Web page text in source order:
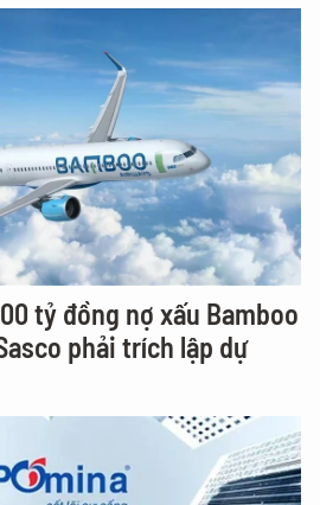
tỷ đồng nợ xấu Bamboo
phải trích lập dự